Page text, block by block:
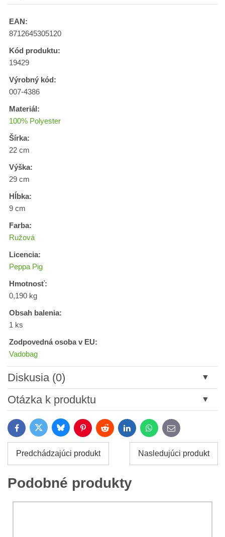
EAN:
8712645305120
Kód produktu:
19429
Výrobný kód:
007-4386
Materiál:
100% Polyester
Šírka:
22 cm
Výška:
29 cm
Hĺbka:
9 cm
Farba:
Ružová
Licencia:
Peppa Pig
Hmotnosť:
0,190 kg
Obsah balenia:
1 ks
Zodpovedná osoba v EU:
Vadobag
Diskusia (0)
Nový komentár
Názov:
Meno:*
Otázka k produktu
*
Váš e-mail:*
FacebookTwitter BlueskyPinterestReddit LinkedInWhatsApp
E-
mail
Predchádzajúci produkt Nasledujúci produkt
Podobné produkty